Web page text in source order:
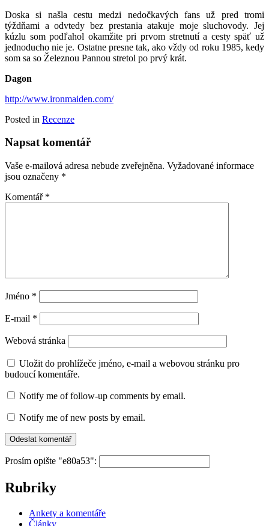
Doska si našla cestu medzi nedočkavých fans už pred tromi
týždňami a odvtedy bez prestania atakuje moje sluchovody. Jej
kúzlu som podľahol okamžite pri prvom stretnutí a cesty späť už
jednoducho nie je. Ostatne presne tak, ako vždy od roku 1985, kedy
som sa so Železnou Pannou stretol po prvý krát.
Dagon
http://www.ironmaiden.com/
Posted in Recenze
Napsat komentář
Vaše e-mailová adresa nebude zveřejněna. Vyžadované informace
jsou označeny *
Komentář *
Jméno *
E-mail *
Webová stránka
Uložit do prohlížeče jméno, e-mail a webovou stránku pro
budoucí komentáře.
Notify me of follow-up comments by email.
Notify me of new posts by email.
Prosím opište "e80a53":
Rubriky
Ankety a komentáře
Články